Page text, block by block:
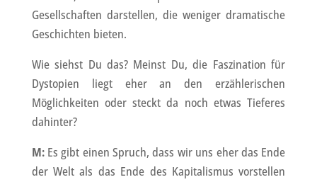
Gesellschaften darstellen, die weniger dramatische
Geschichten bieten.
Wie siehst Du das? Meinst Du, die Faszination für
Dystopien liegt eher an den erzählerischen
Möglichkeiten oder steckt da noch etwas Tieferes
dahinter?
M:Es gibt einen Spruch, dass wir uns eher das Ende
der Welt als das Ende des Kapitalismus vorstellen